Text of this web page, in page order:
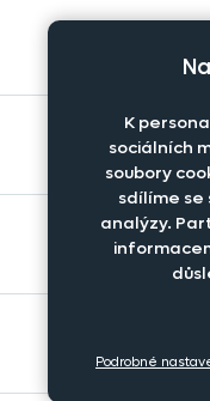
ks +
ks +
K
sociálních
soubory
sdílíme se
analýzy.
Podrobné